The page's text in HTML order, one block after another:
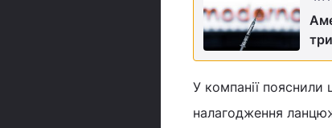
У компанії пояснили
налагодження